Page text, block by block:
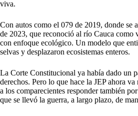
viva.
Con autos como el 079 de 2019, donde
de 2023, que reconoció al río Cauca como
con enfoque ecológico. Un modelo que
selvas y desplazaron ecosistemas enteros.
La Corte Constitucional ya había dado un
derechos. Pero lo que hace la JEP ahora
a los comparecientes responder también
que se llevó la guerra, a largo plazo, de